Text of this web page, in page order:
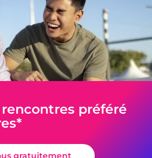
préféré
gratuitement